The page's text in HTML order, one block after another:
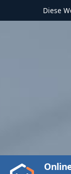
Diese
Video
Play